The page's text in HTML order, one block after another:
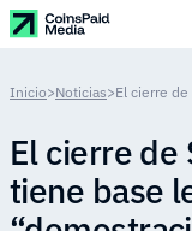
Inicio>Noticias>
El cierre de
tiene base